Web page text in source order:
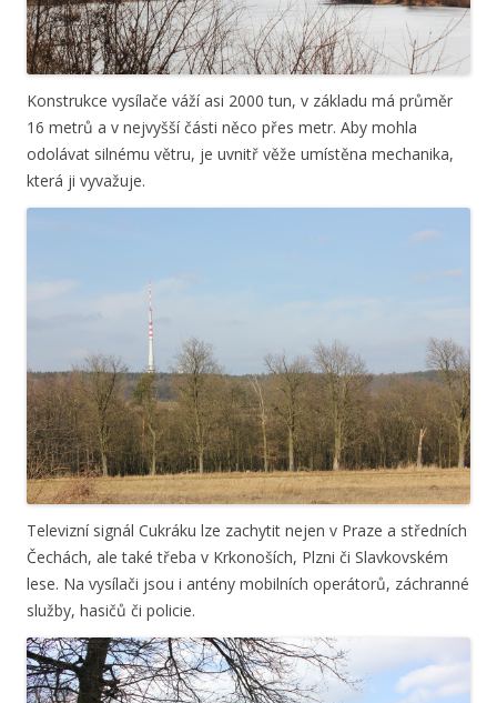
Konstrukce vysílače váží asi 2000 tun, v základu má průměr
16 metrů a v nejvyšší části něco přes metr. Aby mohla
odolávat silnému větru, je uvnitř věže umístěna mechanika,
která ji vyvažuje.
Televizní signál Cukráku lze zachytit nejen v Praze a středních
Čechách, ale také třeba v Krkonoších, Plzni či Slavkovském
lese. Na vysílači jsou i antény mobilních operátorů, záchranné
služby, hasičů či policie.